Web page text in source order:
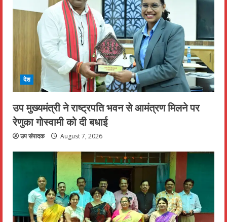
देश
उप मुख्यमंत्री ने राष्ट्रपति भवन से आमंत्रण मिलने पर
रेणुका गोस्वामी को दी बधाई
उप संपादक August 7, 2026